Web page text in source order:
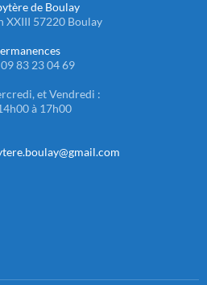
de Boulay
XXIII 57220 Boulay
83 23 04 69
et Vendredi :
à 17h00